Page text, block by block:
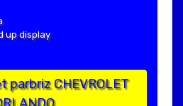
up display
parbriz CHEVROLET